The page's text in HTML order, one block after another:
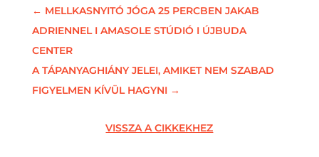
← MELLKASNYITÓ JÓGA 25 PERCBEN JAKAB
ADRIENNEL I AMASOLE STÚDIÓ I ÚJBUDA
CENTER
A TÁPANYAGHIÁNY JELEI, AMIKET NEM SZABAD
FIGYELMEN KÍVÜL HAGYNI→
VISSZA A CIKKEKHEZ